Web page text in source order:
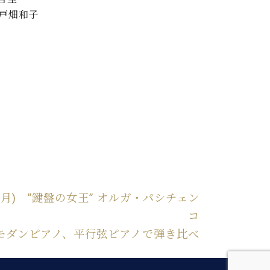
畑和子
) ”鍵盤の女王” オルガ・パシチェン
コ
ダンピアノ、平行弦ピアノで弾き比べ